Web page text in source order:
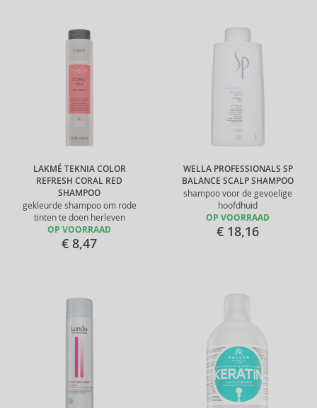
LAKMÉ TEKNIA COLOR
REFRESH CORAL RED
SHAMPOO
gekleurde shampoo om rode
tinten te doen herleven
OP VOORRAAD
€ 8,47
WELLA PROFESSIONALS SP
BALANCE SCALP SHAMPOO
shampoo voor de gevoelige
hoofdhuid
OP VOORRAAD
€ 18,16